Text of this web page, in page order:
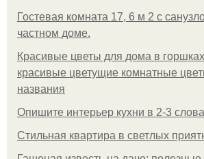
Гостевая комната 17, 6 м 2 с
частном доме.
Красивые цветы для дома в
красивые цветущие комнатные
названия
Опишите интерьер кухни в 2-3
Стильная квартира в светлых